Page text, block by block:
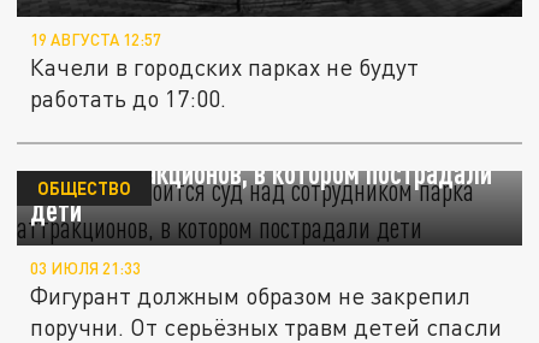
19 АВГУСТА 12:57
Качели в городских парках не будут
работать до 17:00.
В Ейске состоится суд над сотрудником
парка аттракционов, в котором пострадали
дети
ОБЩЕСТВО
03 ИЮЛЯ 21:33
Фигурант должным образом не закрепил
поручни. От серьёзных травм детей спасли